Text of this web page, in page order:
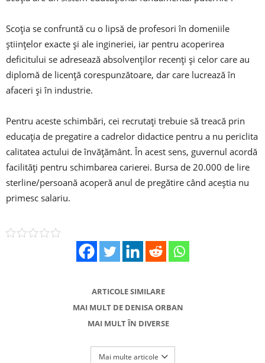
Scoția se confruntă cu o lipsă de profesori în domeniile
științelor exacte și ale ingineriei, iar pentru acoperirea
deficitului se adresează absolvenților recenți și celor care au
diplomă de licență corespunzătoare, dar care lucrează în
afaceri și în industrie.
Pentru aceste schimbări, cei recrutați trebuie să treacă prin
educația de pregatire a cadrelor didactice pentru a nu periclita
calitatea actului de învățământ. În acest sens, guvernul acordă
facilități pentru schimbarea carierei. Bursa de 20.000 de lire
sterline/persoană acoperă anul de pregătire când aceștia nu
primesc salariu.
ARTICOLE SIMILARE
MAI MULT DE DENISA ORBAN
MAI MULT ÎN DIVERSE
Mai multe articole